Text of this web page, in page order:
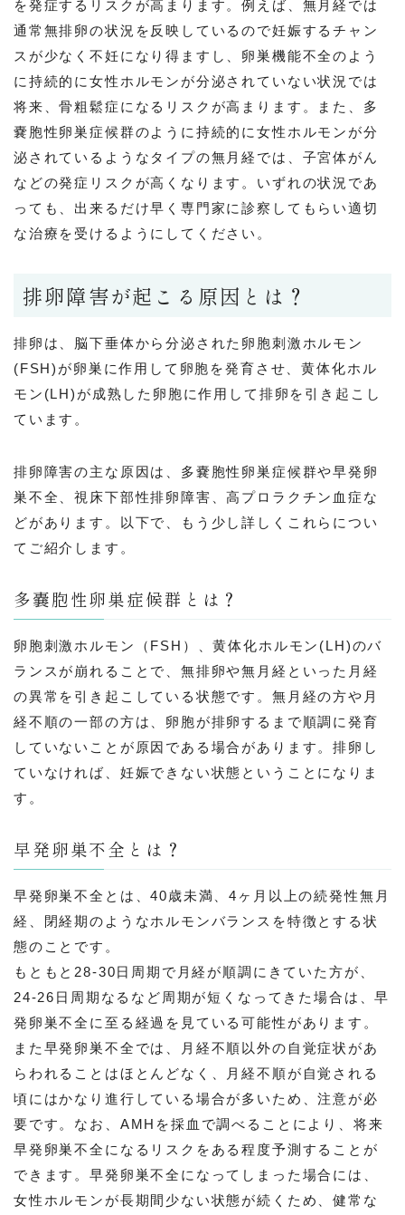
を発症するリスクが高まります。例えば、無月経では
通常無排卵の状況を反映しているので妊娠するチャン
スが少なく不妊になり得ますし、卵巣機能不全のよう
に持続的に女性ホルモンが分泌されていない状況では
将来、骨粗鬆症になるリスクが高まります。また、多
嚢胞性卵巣症候群のように持続的に女性ホルモンが分
泌されているようなタイプの無月経では、子宮体がん
などの発症リスクが高くなります。いずれの状況であ
っても、出来るだけ早く専門家に診察してもらい適切
な治療を受けるようにしてください。
排卵障害が起こる原因とは？
排卵は、脳下垂体から分泌された卵胞刺激ホルモン
(FSH)が卵巣に作用して卵胞を発育させ、黄体化ホル
モン(LH)が成熟した卵胞に作用して排卵を引き起こし
ています。
排卵障害の主な原因は、多嚢胞性卵巣症候群や早発卵
巣不全、視床下部性排卵障害、高プロラクチン血症な
どがあります。以下で、もう少し詳しくこれらについ
てご紹介します。
多嚢胞性卵巣症候群とは？
卵胞刺激ホルモン（FSH）、黄体化ホルモン(LH)のバ
ランスが崩れることで、無排卵や無月経といった月経
の異常を引き起こしている状態です。無月経の方や月
経不順の一部の方は、卵胞が排卵するまで順調に発育
していないことが原因である場合があります。排卵し
ていなければ、妊娠できない状態ということになりま
す。
早発卵巣不全とは？
早発卵巣不全とは、40歳未満、4ヶ月以上の続発性無月
経、閉経期のようなホルモンバランスを特徴とする状
態のことです。
もともと28-30日周期で月経が順調にきていた方が、
24-26日周期なるなど周期が短くなってきた場合は、早
発卵巣不全に至る経過を見ている可能性があります。
また早発卵巣不全では、月経不順以外の自覚症状があ
らわれることはほとんどなく、月経不順が自覚される
頃にはかなり進行している場合が多いため、注意が必
要です。なお、AMHを採血で調べることにより、将来
早発卵巣不全になるリスクをある程度予測することが
できます。早発卵巣不全になってしまった場合には、
女性ホルモンが長期間少ない状態が続くため、健常な